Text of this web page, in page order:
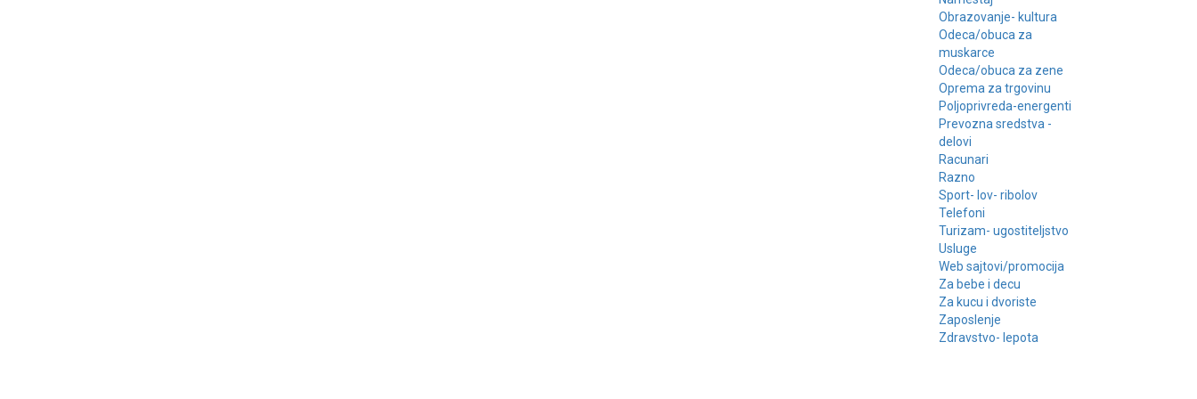
Obrazovanje- kultura
Odeca/obuca za
muskarce
Odeca/obuca za zene
Oprema za trgovinu
Poljoprivreda-energenti
Prevozna sredstva -
delovi
Racunari
Razno
Sport- lov- ribolov
Telefoni
Turizam- ugostiteljstvo
Usluge
Web sajtovi/promocija
Za bebe i decu
Za kucu i dvoriste
Zaposlenje
Zdravstvo- lepota